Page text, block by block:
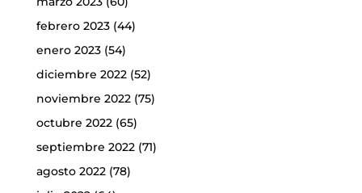
febrero 2023(44)
enero 2023(54)
diciembre 2022(52)
noviembre 2022(75)
octubre 2022(65)
septiembre 2022(71)
agosto 2022(78)